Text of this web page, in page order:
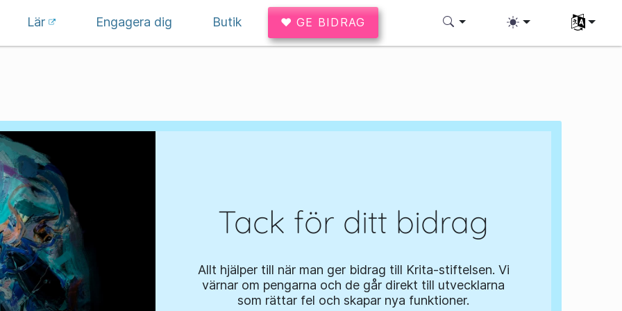
Lär Engagera dig Butik ♥ GE BIDRAG Välj ditt
Tack för ditt bidrag
Allt hjälper till när man ger bidrag till Krita-stiftelsen. Vi
värnar om pengarna och de går direkt till utvecklarna
som rättar fel och skapar nya funktioner.